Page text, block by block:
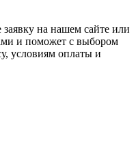
заявку на нашем сайте или
и поможет с выбором
условиям оплаты и